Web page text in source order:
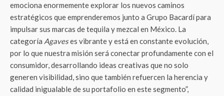
emociona enormemente explorar los nuevos caminos
estratégicos que emprenderemos junto a Grupo Bacardí para
impulsar sus marcas de tequila y mezcal en México. La
categoría Agaveses vibrante y está en constante evolución,
por lo que nuestra misión será conectar profundamente con el
consumidor, desarrollando ideas creativas que no solo
generen visibilidad, sino que también refuercen la herencia y
calidad inigualable de su portafolio en este segmento”,